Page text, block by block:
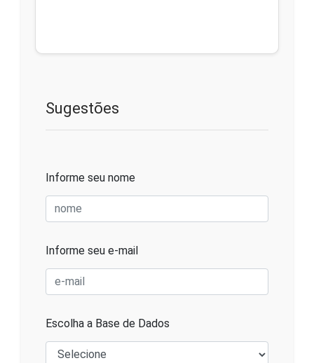
Sugestões
Informe seu nome
Informe seu e-mail
Escolha a Base de Dados